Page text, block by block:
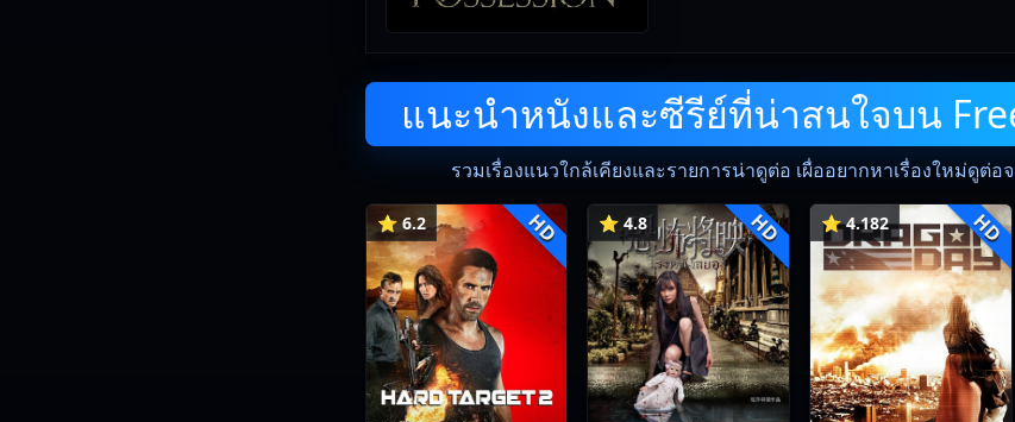
แนะนำหนังและซีรีย์ที่น่าสนใจบน
รวมเรื่องแนวใกล้เคียงและรายการน่าดูต่อ เผื่ออยากหาเรื่องใหม่ดูต่
⭐ 6.2 HD ⭐ 4.8 HD ⭐ 4.182 HD